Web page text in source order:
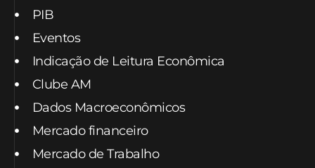
PIB
Eventos
Indicação de Leitura Econômica
Clube AM
Dados Macroeconômicos
Mercado financeiro
Mercado de Trabalho